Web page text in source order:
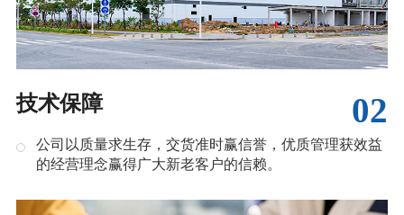
02
技术保障
公司以质量求生存，交货准时赢信誉，优质管理获效益
的经营理念赢得广大新老客户的信赖。